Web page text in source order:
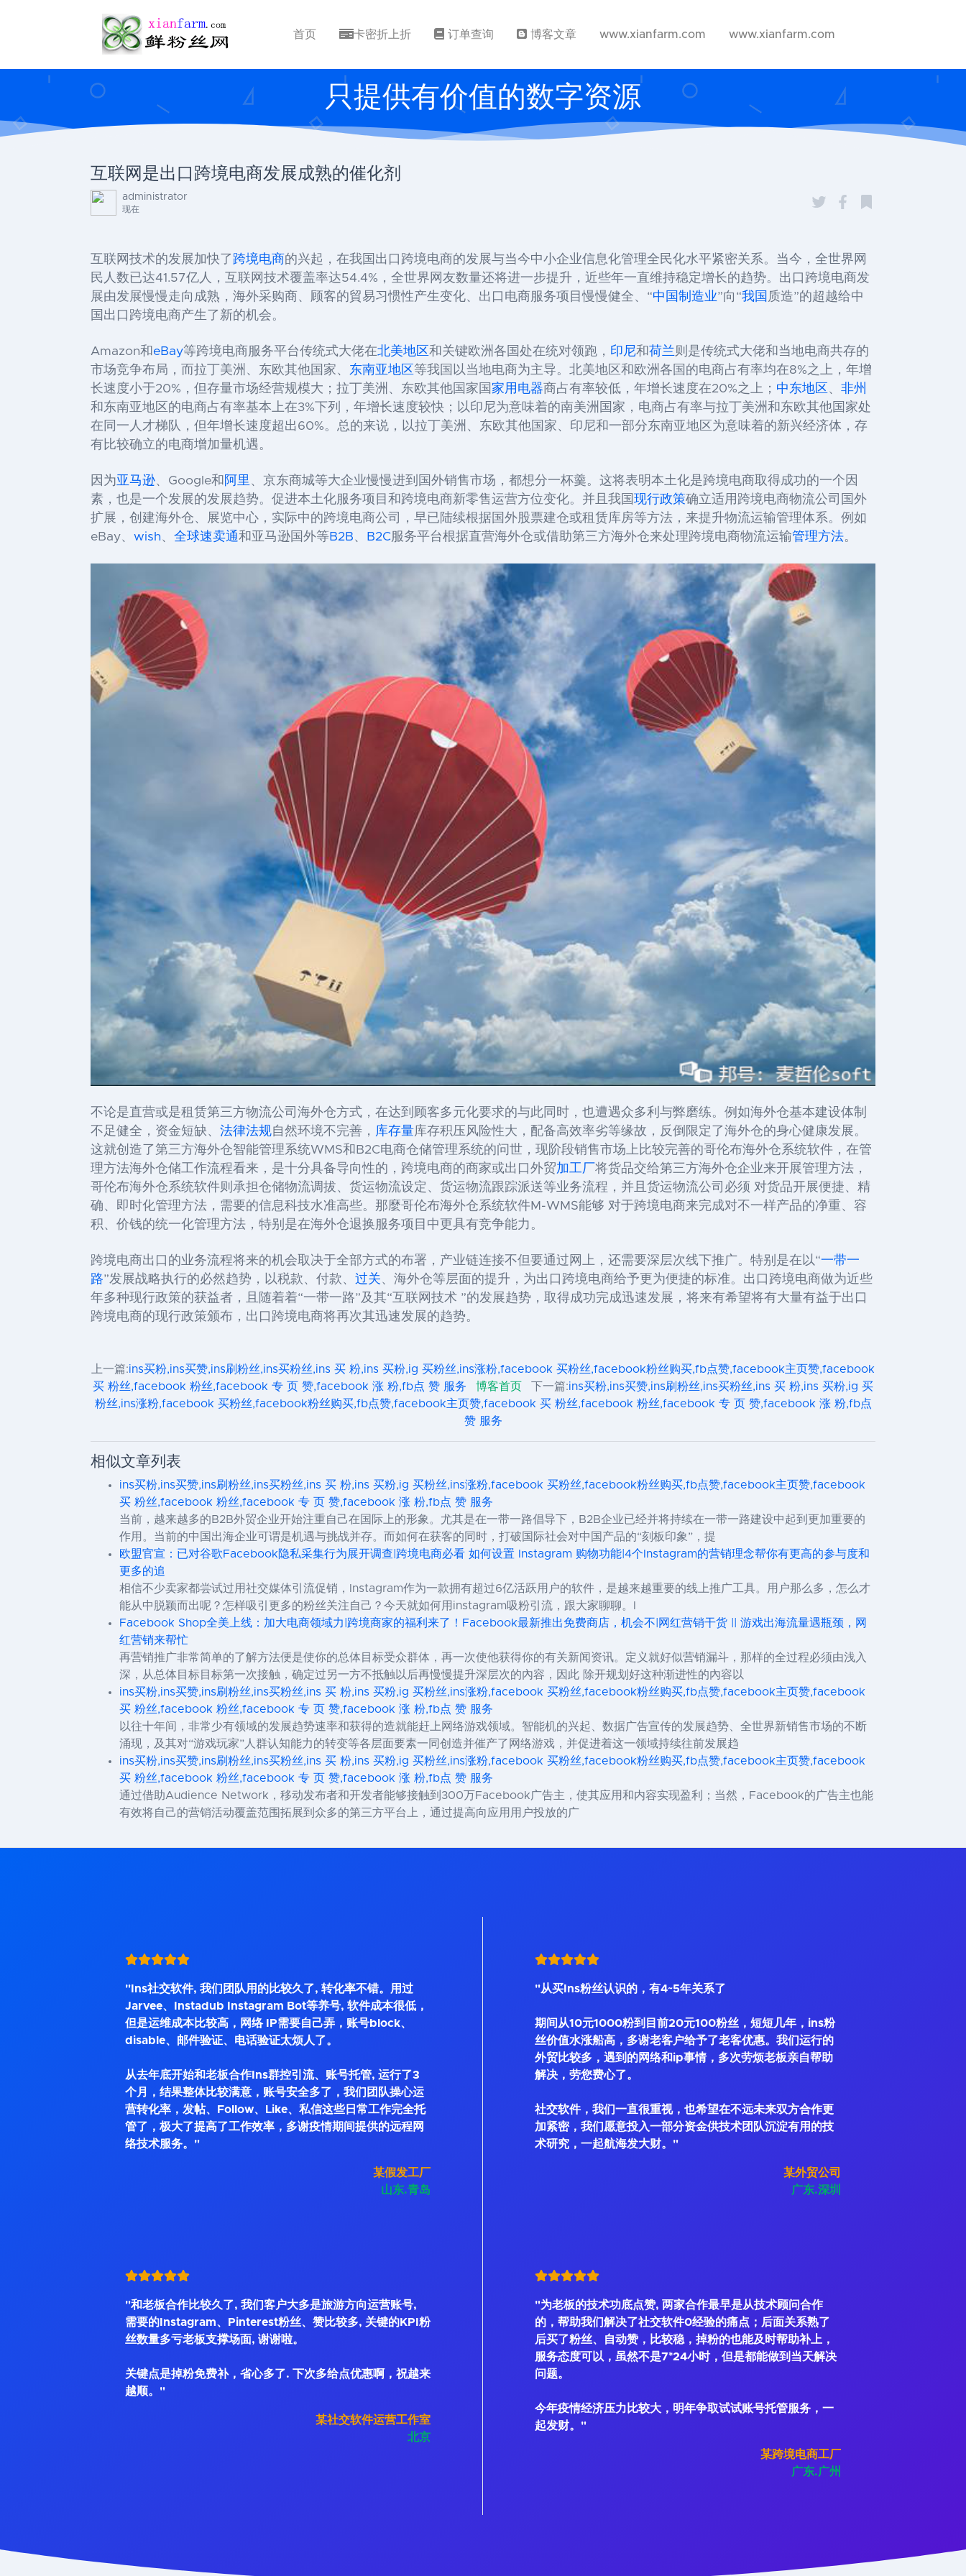
首页 卡密折上折 订单查询 博客文章 www.xianfarm.com www.xianfarm.com
只提供有价值的数字资源
互联网是出口跨境电商发展成熟的催化剂
administrator
现在
互联网技术的发展加快了 跨境电商的兴起，在我国出口跨境电商的发展与当今中小企业信息化管理全民化水平紧密关系。当今，全世界网
民人数已达41.57亿人，互联网技术覆盖率达54.4% ，全世界网友数量还将进一步提升，近些年一直维持稳定增长的趋势。出口跨境电商发
展由发展慢慢走向成熟，海外采购商、顾客的貿易习惯性产生变化、出口电商服务项目慢慢健全、 “中国制造业”向 “我国 质造”的超越给中
国出口跨境电商产生了新的机会。
Amazon和eBay等跨境电商服务平台传统式大佬在北美地区和关键欧洲各国处在统对领跑， 印尼和荷兰则是传统式大佬和当地电商共存的
市场竞争布局，而拉丁美洲、东欧其他国家、 东南亚地区 等我国以当地电商为主导。北美地区和欧洲各国的电商占有率均在8%之上，年增
长速度小于20% ，但存量市场经营规模大；拉丁美洲、东欧其他国家国 家用电器商占有率较低，年增长速度在20%之上； 中东地区 、 非州
和东南亚地区的电商占有率基本上在3% 下列，年增长速度较快；以印尼为意味着的南美洲国家，电商占有率与拉丁美洲和东欧其他国家处
在同一人才梯队，但年增长速度超出60%。总的来说，以拉丁美洲、东欧其他国家、印尼和一部分东南亚地区为意味着的新兴经济体，存
有比较确立的电商增加量机遇。
因为亚马逊、Google和 阿里 、京东商城等大企业慢慢进到国外销售市场，都想分一杯羹。这将表明本土化是跨境电商取得成功的一个因
素，也是一个发展的发展趋势。促进本土化服务项目和跨境电商新零售运营方位变化。并且我国现行政策确立适用跨境电商物流公司国外
扩展，创建海外仓、展览中心，实际中的跨境电商公司，早已陆续根据国外股票建仓或租赁库房等方法，来提升物流运输管理体系。例如
eBay、 wish、 全球速卖通和亚马逊国外等B2B、 B2C服务平台根据直营海外仓或借助第三方海外仓来处理跨境电商物流运输管理方法。
不论是直营或是租赁第三方物流公司海外仓方式，在达到顾客多元化要求的与此同时，也遭遇众多利与弊磨练。例如海外仓基本建设体制
不足健全，资金短缺、 法律法规自然环境不完善， 库存量库存积压风险性大，配备高效率劣等缘故，反倒限定了海外仓的身心健康发展。
这就创造了第三方海外仓智能管理系统WMS和 B2C电商仓储管理系统的问世，现阶段销售市场上比较完善的哥伦布海外仓系统软件，在管
理方法海外仓储工作流程看来，是十分具备导向性的，跨境电商的商家或出口外贸加工厂 将货品交给第三方海外仓企业来开展管理方法，
哥伦布海外仓系统软件则承担仓储物流调拔、货运物流设定、货运物流跟踪派送等业务流程，并且货运物流公司必须 对货品开展便捷、精
确、即时化管理方法，需要的信息科技水准高些。那麼哥伦布海外仓系统软件M-WMS能够 对于跨境电商来完成对不一样产品的净重、容
积、价钱的统一化管理方法，特别是在海外仓退换服务项目中更具有竞争能力。
跨境电商出口的业务流程将来的机会取决于全部方式的布署，产业链连接不但要通过网上，还需要深层次线下推广。 特别是在以“一带一
路”发展战略执行的必然趋势，以税款、付款、 过关、海外仓等层面的提升，为出口跨境电商给予更为便捷的标准。出口跨境电商做为近些
年多种现行政策的获益者，且随着着“一带一路”及其“互联网技术 ”的发展趋势，取得成功完成迅速发展，将来有希望将有大量有益于出口
跨境电商的现行政策颁布，出口跨境电商将再次其迅速发展的趋势。
上一篇:ins买粉,ins买赞,ins刷粉丝,ins买粉丝,ins 买 粉,ins 买粉,ig 买粉丝,ins涨粉,facebook 买粉丝,facebook粉丝购买,fb点赞,facebook主页赞,facebook
买 粉丝,facebook 粉丝,facebook 专 页 赞,facebook 涨 粉,fb点 赞 服务
博客首页 下一篇:ins买粉,ins买赞,ins刷粉丝,ins买粉丝,ins 买 粉,ins 买粉,ig 买
粉丝,ins涨粉,facebook 买粉丝,facebook粉丝购买,fb点赞,facebook主页赞,facebook 买 粉丝,facebook 粉丝,facebook 专 页 赞,facebook 涨 粉,fb点
赞 服务
相似文章列表
ins买粉,ins买赞,ins刷粉丝,ins买粉丝,ins 买 粉,ins 买粉,ig 买粉丝,ins涨粉,facebook 买粉丝,facebook粉丝购买,fb点赞,facebook主页赞,facebook
买 粉丝,facebook 粉丝,facebook 专 页 赞,facebook 涨 粉,fb点 赞 服务
当前，越来越多的B2B外贸企业开始注重自己在国际上的形象。尤其是在一带一路倡导下，B2B企业已经并将持续在一带一路建设中起到更加重要的
作用。当前的中国出海企业可谓是机遇与挑战并存。而如何在获客的同时，打破国际社会对中国产品的“刻板印象”，提
欧盟官宣：已对谷歌Facebook隐私采集行为展开调查|跨境电商必看 如何设置 Instagram 购物功能|4个Instagram的营销理念帮你有更高的参与度和
更多的追
相信不少卖家都尝试过用社交媒体引流促销，Instagram作为一款拥有超过6亿活跃用户的软件，是越来越重要的线上推广工具。用户那么多，怎么才
能从中脱颖而出呢？怎样吸引更多的粉丝关注自己？今天就如何用instagram吸粉引流，跟大家聊聊。I
Facebook Shop全美上线：加大电商领域力|跨境商家的福利来了！Facebook最新推出免费商店，机会不|网红营销干货 || 游戏出海流量遇瓶颈，网
红营销来帮忙
再营销推广非常简单的了解方法便是使你的总体目标受众群体，再一次使他获得你的有关新闻资讯。定义就好似营销漏斗，那样的全过程必须由浅入
深，从总体目标目标第一次接触，确定过另一方不抵触以后再慢慢提升深层次的內容，因此 除开规划好这种渐进性的內容以
ins买粉,ins买赞,ins刷粉丝,ins买粉丝,ins 买 粉,ins 买粉,ig 买粉丝,ins涨粉,facebook 买粉丝,facebook粉丝购买,fb点赞,facebook主页赞,facebook
买 粉丝,facebook 粉丝,facebook 专 页 赞,facebook 涨 粉,fb点 赞 服务
以往十年间，非常少有领域的发展趋势速率和获得的造就能赶上网络游戏领域。智能机的兴起、数据广告宣传的发展趋势、全世界新销售市场的不断
涌现，及其对“游戏玩家”人群认知能力的转变等各层面要素一同创造并催产了网络游戏，并促进着这一领域持续往前发展趋
ins买粉,ins买赞,ins刷粉丝,ins买粉丝,ins 买 粉,ins 买粉,ig 买粉丝,ins涨粉,facebook 买粉丝,facebook粉丝购买,fb点赞,facebook主页赞,facebook
买 粉丝,facebook 粉丝,facebook 专 页 赞,facebook 涨 粉,fb点 赞 服务
通过借助Audience Network，移动发布者和开发者能够接触到300万Facebook广告主，使其应用和内容实现盈利；当然，Facebook的广告主也能
有效将自己的营销活动覆盖范围拓展到众多的第三方平台上，通过提高向应用用户投放的广
"Ins社交软件, 我们团队用的比较久了, 转化率不错。用过
Jarvee、Instadub Instagram Bot等养号, 软件成本很低，
但是运维成本比较高，网络 IP需要自己弄，账号block、
disable、邮件验证、电话验证太烦人了。
从去年底开始和老板合作Ins群控引流、账号托管, 运行了3
个月，结果整体比较满意，账号安全多了，我们团队操心运
营转化率，发帖、Follow、Like、私信这些日常工作完全托
管了，极大了提高了工作效率，多谢疫情期间提供的远程网
络技术服务。"
某假发工厂
山东.青岛
"从买Ins粉丝认识的，有4~5年关系了
期间从10元1000粉到目前20元100粉丝，短短几年，ins粉
丝价值水涨船高，多谢老客户给予了老客优惠。我们运行的
外贸比较多，遇到的网络和ip事情，多次劳烦老板亲自帮助
解决，劳您费心了。
社交软件，我们一直很重视，也希望在不远未来双方合作更
加紧密，我们愿意投入一部分资金供技术团队沉淀有用的技
术研究，一起航海发大财。"
某外贸公司
广东.深圳
"和老板合作比较久了, 我们客户大多是旅游方向运营账号,
需要的Instagram、Pinterest粉丝、赞比较多, 关键的KPI粉
丝数量多亏老板支撑场面, 谢谢啦。
关键点是掉粉免费补，省心多了. 下次多给点优惠啊，祝越来
越顺。"
某社交软件运营工作室
北京
"为老板的技术功底点赞, 两家合作最早是从技术顾问合作
的，帮助我们解决了社交软件0经验的痛点；后面关系熟了
后买了粉丝、自动赞，比较稳，掉粉的也能及时帮助补上，
服务态度可以，虽然不是7*24小时，但是都能做到当天解决
问题。
今年疫情经济压力比较大，明年争取试试账号托管服务，一
起发财。"
某跨境电商工厂
广东.广州